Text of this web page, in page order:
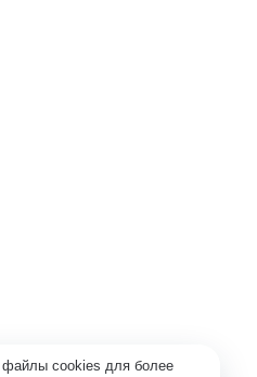
файлы cookies для более